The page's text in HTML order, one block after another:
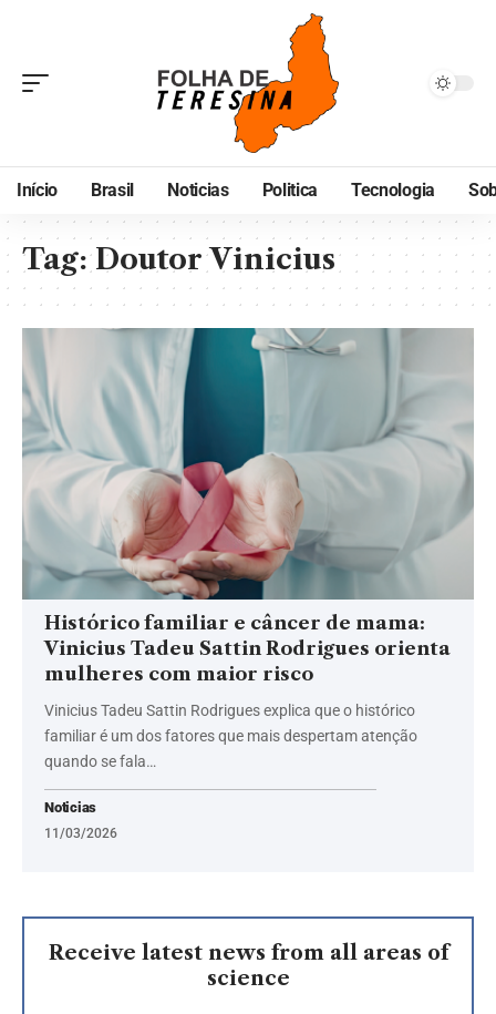
Início Brasil Noticias Politica Tecnologia
Tag:Doutor Vinicius
Histórico familiar e câncer de mama:
Vinicius Tadeu Sattin Rodrigues orienta
mulheres com maior risco
Vinicius Tadeu Sattin Rodrigues explica que o histórico
familiar é um dos fatores que mais despertam atenção
quando se fala…
Noticias
11/03/2026
Receive latest news from all areas of
science